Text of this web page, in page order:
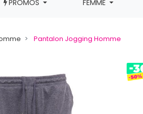
PROMOS FEMME
Pantalon Jogging Homme